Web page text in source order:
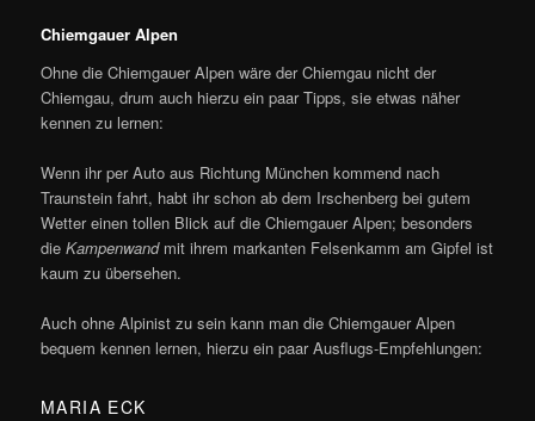
Chiemgauer Alpen
Ohne die Chiemgauer Alpen wäre der Chiemgau nicht der
Chiemgau, drum auch hierzu ein paar Tipps, sie etwas näher
kennen zu lernen:
Wenn ihr per Auto aus Richtung München kommend nach
Traunstein fahrt, habt ihr schon ab dem Irschenberg bei gutem
Wetter einen tollen Blick auf die Chiemgauer Alpen; besonders
dieKampenwandmit ihrem markanten Felsenkamm am Gipfel ist
kaum zu übersehen.
Auch ohne Alpinist zu sein kann man die Chiemgauer Alpen
bequem kennen lernen, hierzu ein paar Ausflugs-Empfehlungen:
MARIA ECK